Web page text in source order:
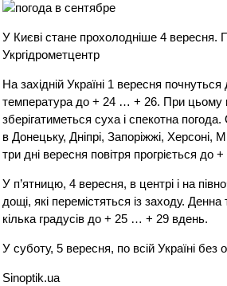
У Києві стане прохолодніше 4 вересня.
Укргідрометцентр
На західній Україні 1 вересня
температура до + 24 … + 26. При цьому
зберігатиметься суха і спекотна
в Донецьку, Дніпрі, Запоріжжі, Херсоні,
три дні вересня повітря прогріється до
У п’ятницю, 4 вересня, в центрі і на
дощі, які перемістяться із заходу.
кілька градусів до + 25 … + 29 вдень.
У суботу, 5 вересня, по всій Україні без
Sinoptik.ua